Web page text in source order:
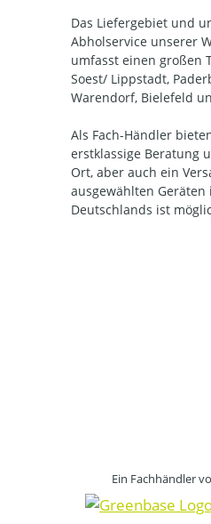
Das Liefergebiet und
Abholservice unserer
umfasst einen großen
Soest/ Lippstadt,
Warendorf, Bielefeld
Als Fach-Händler
erstklassige Beratung
Ort, aber auch ein
ausgewählten
Deutschlands ist
Ein Fachhändler